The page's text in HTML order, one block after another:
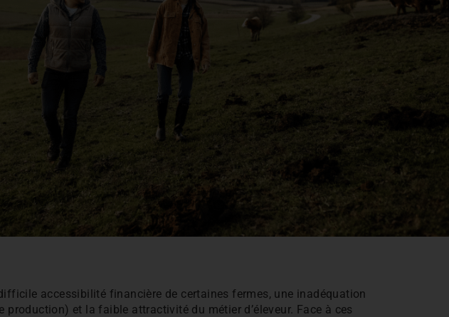
accessibilité financière de certaines fermes, une inadéquation
et la faible attractivité du métier d’éleveur. Face à ces